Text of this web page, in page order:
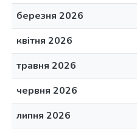
березня 2026
квітня 2026
травня 2026
червня 2026
липня 2026